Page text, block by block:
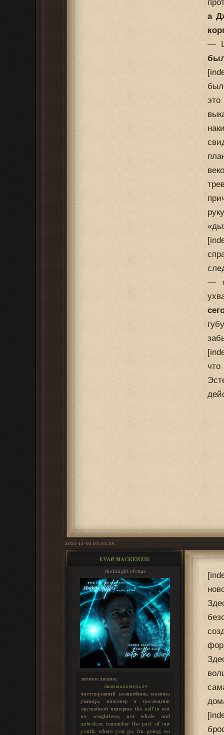
а
—
—
2021-11-01 03:05:59
EVAN MACKENZIE
the knight of cups
личное звание:
эван маккензи, 24
чистокровный волшебник, мамина
умница, инженер и наследник
оружейной империи; the selfis not
so weightless, nor whole and
unbroken, remember thepact
of our
youth; where you go, i'm going; so